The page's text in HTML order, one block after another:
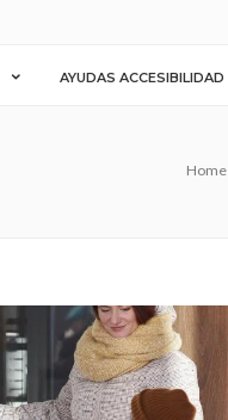
AYUDAS ACCESIBILIDAD
Home